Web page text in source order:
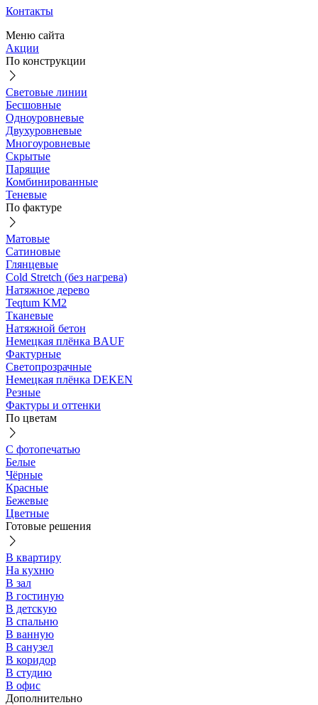
Контакты
Меню сайта
Акции
По конструкции
Световые линии
Бесшовные
Одноуровневые
Двухуровневые
Многоуровневые
Скрытые
Парящие
Комбинированные
Теневые
По фактуре
Матовые
Сатиновые
Глянцевые
Cold Stretch (без нагрева)
Натяжное дерево
Teqtum KM2
Тканевые
Натяжной бетон
Немецкая плёнка BAUF
Фактурные
Светопрозрачные
Немецкая плёнка DEKEN
Резные
Фактуры и оттенки
По цветам
С фотопечатью
Белые
Чёрные
Красные
Бежевые
Цветные
Готовые решения
В квартиру
На кухню
В зал
В гостиную
В детскую
В спальню
В ванную
В санузел
В коридор
В студию
В офис
Дополнительно